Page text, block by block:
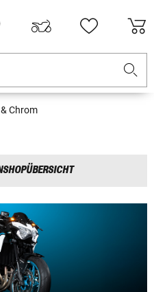
Chrom